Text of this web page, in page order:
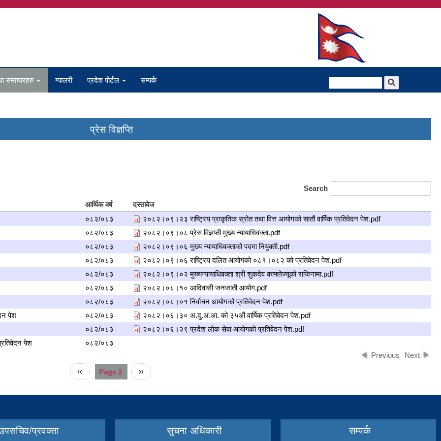
समाचारहरु ग्यालरी प्रदेश पोर्टल सम्पर्क
प्रेस विज्ञप्ति
Search
आर्थिक वर्ष
दस्तावेज
०८२/०८३
२०८२।०९।२३ राष्ट्रिय प्राकृतिक स्रोत तथा वित्त आयोगको सातौं वार्षिक प्रतिवेदन पेश.pdf
०८२/०८३
२०८२।०९।०८ प्रेस विज्ञप्ती मुख्य न्यायाधिवक्ता.pdf
०८२/०८३
२०८२।०९।०६ मुख्य न्यायाधिवक्ताको पदमा नियुक्ती.pdf
०८२/०८३
२०८२।०९।०६ राष्ट‍्रिय दलित आयोगको ०८१।०८२ को प्रतिवेदन पेश.pdf
०८२/०८३
२०८२।०९।०२ मुख्यन्यायाधिवक्ता श्री शुकदेव काफ्लेज्यूको राजिनामा.pdf
०८२/०८३
२०८२।०८।१० आदिवासी जनजाती आयोग.pdf
०८२/०८३
२०८२।०८।०१ निर्वाचन आयोगको प्रतिवेदन पेश.pdf
पेश
०८२/०८३
२०८२।०६।३० अ.दु.अ.आ. को ३५औं वार्षिक प्रतिवेदन पेश.pdf
०८२/०८३
२०८२।०६।२९ प्रदेश लोक सेवा आयोगको प्रतिवेदन पेश.pdf
पेश
०८२/०८३
Previous Next
Previous
page
‹‹ Page 2
Next
page
››
प्रवक्ता सुचना अधिकारी सम्पर्क